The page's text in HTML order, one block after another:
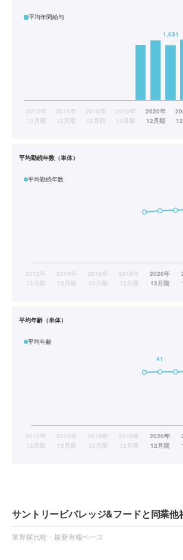
平均年間給与
平均勤続年数（単体）
平均勤続年数
平均年齢（単体）
平均年齢
サントリービバレッジ&フードと同業他
業界横比較・最新有報ベース